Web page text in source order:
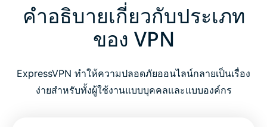
คำอธิบายเกี่ยวกับประเภท
ของ VPN
ExpressVPN ทำให้ความปลอดภัยออนไลน์กลายเป็นเรื่อง
ง่ายสำหรับทั้งผู้ใช้งานแบบบุคคลและแบบองค์กร